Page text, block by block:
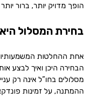
הופך מדויק יותר, ברור
בחירת המסלול
אחת ההחלטות
הבחירה היכן ואיך לבצע
מסלולים בחו”ל אינה רק
ההמתנה, על זמינות